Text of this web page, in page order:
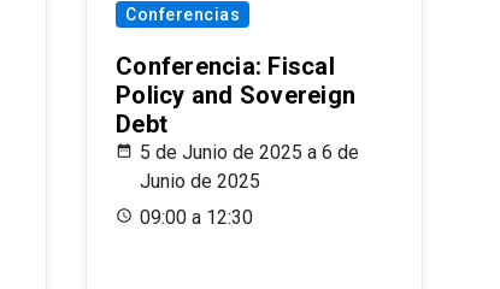
Conferencias
Conferencia: Fiscal
Policy and Sovereign
Debt
5 de Junio de 2025 a 6 de
Junio de 2025
09:00 a 12:30